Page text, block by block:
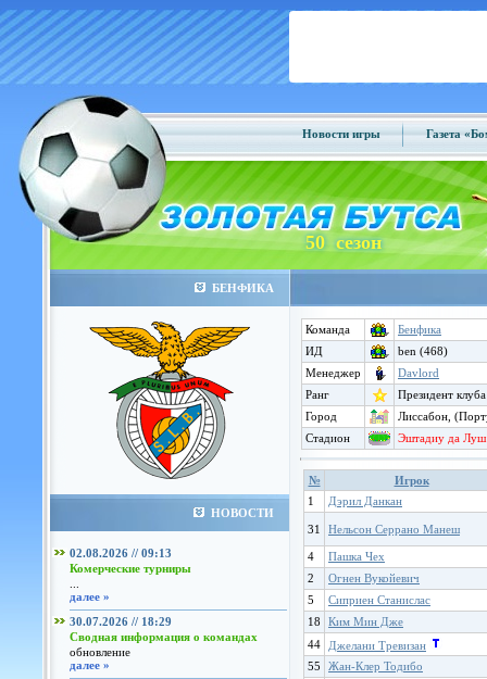
Новости игры Газета
50 сезон
БЕНФИКА
НОВОСТИ
02.08.2026 // 09:13
Комерческие турниры
далее »
30.07.2026 // 18:29
Сводная информация о командах
обновление
далее »
Команда
Бенфика
ИД
ben (468)
Менеджер
Davlord
Ранг
Президент клуба
Город
Лиссабон,
Стадион
Эштадиу да
№
Игрок
1
Дэрил Данкан
31 Нельсон Серрано Манеш
4
Пашка Чех
2
Огнен Вукойевич
5
Сиприен Станислас
18
Ким Мин Дже
44
Джелани Тревизан
55
Жан-Клер Тодибо